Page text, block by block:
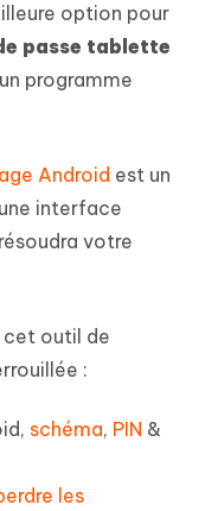
option pour
passe tablette
programme
Android est un
interface
votre
cet outil de
:
schéma, PIN &
les